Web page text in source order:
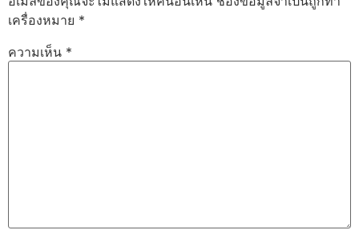
เครื่องหมาย *
ความเห็น *